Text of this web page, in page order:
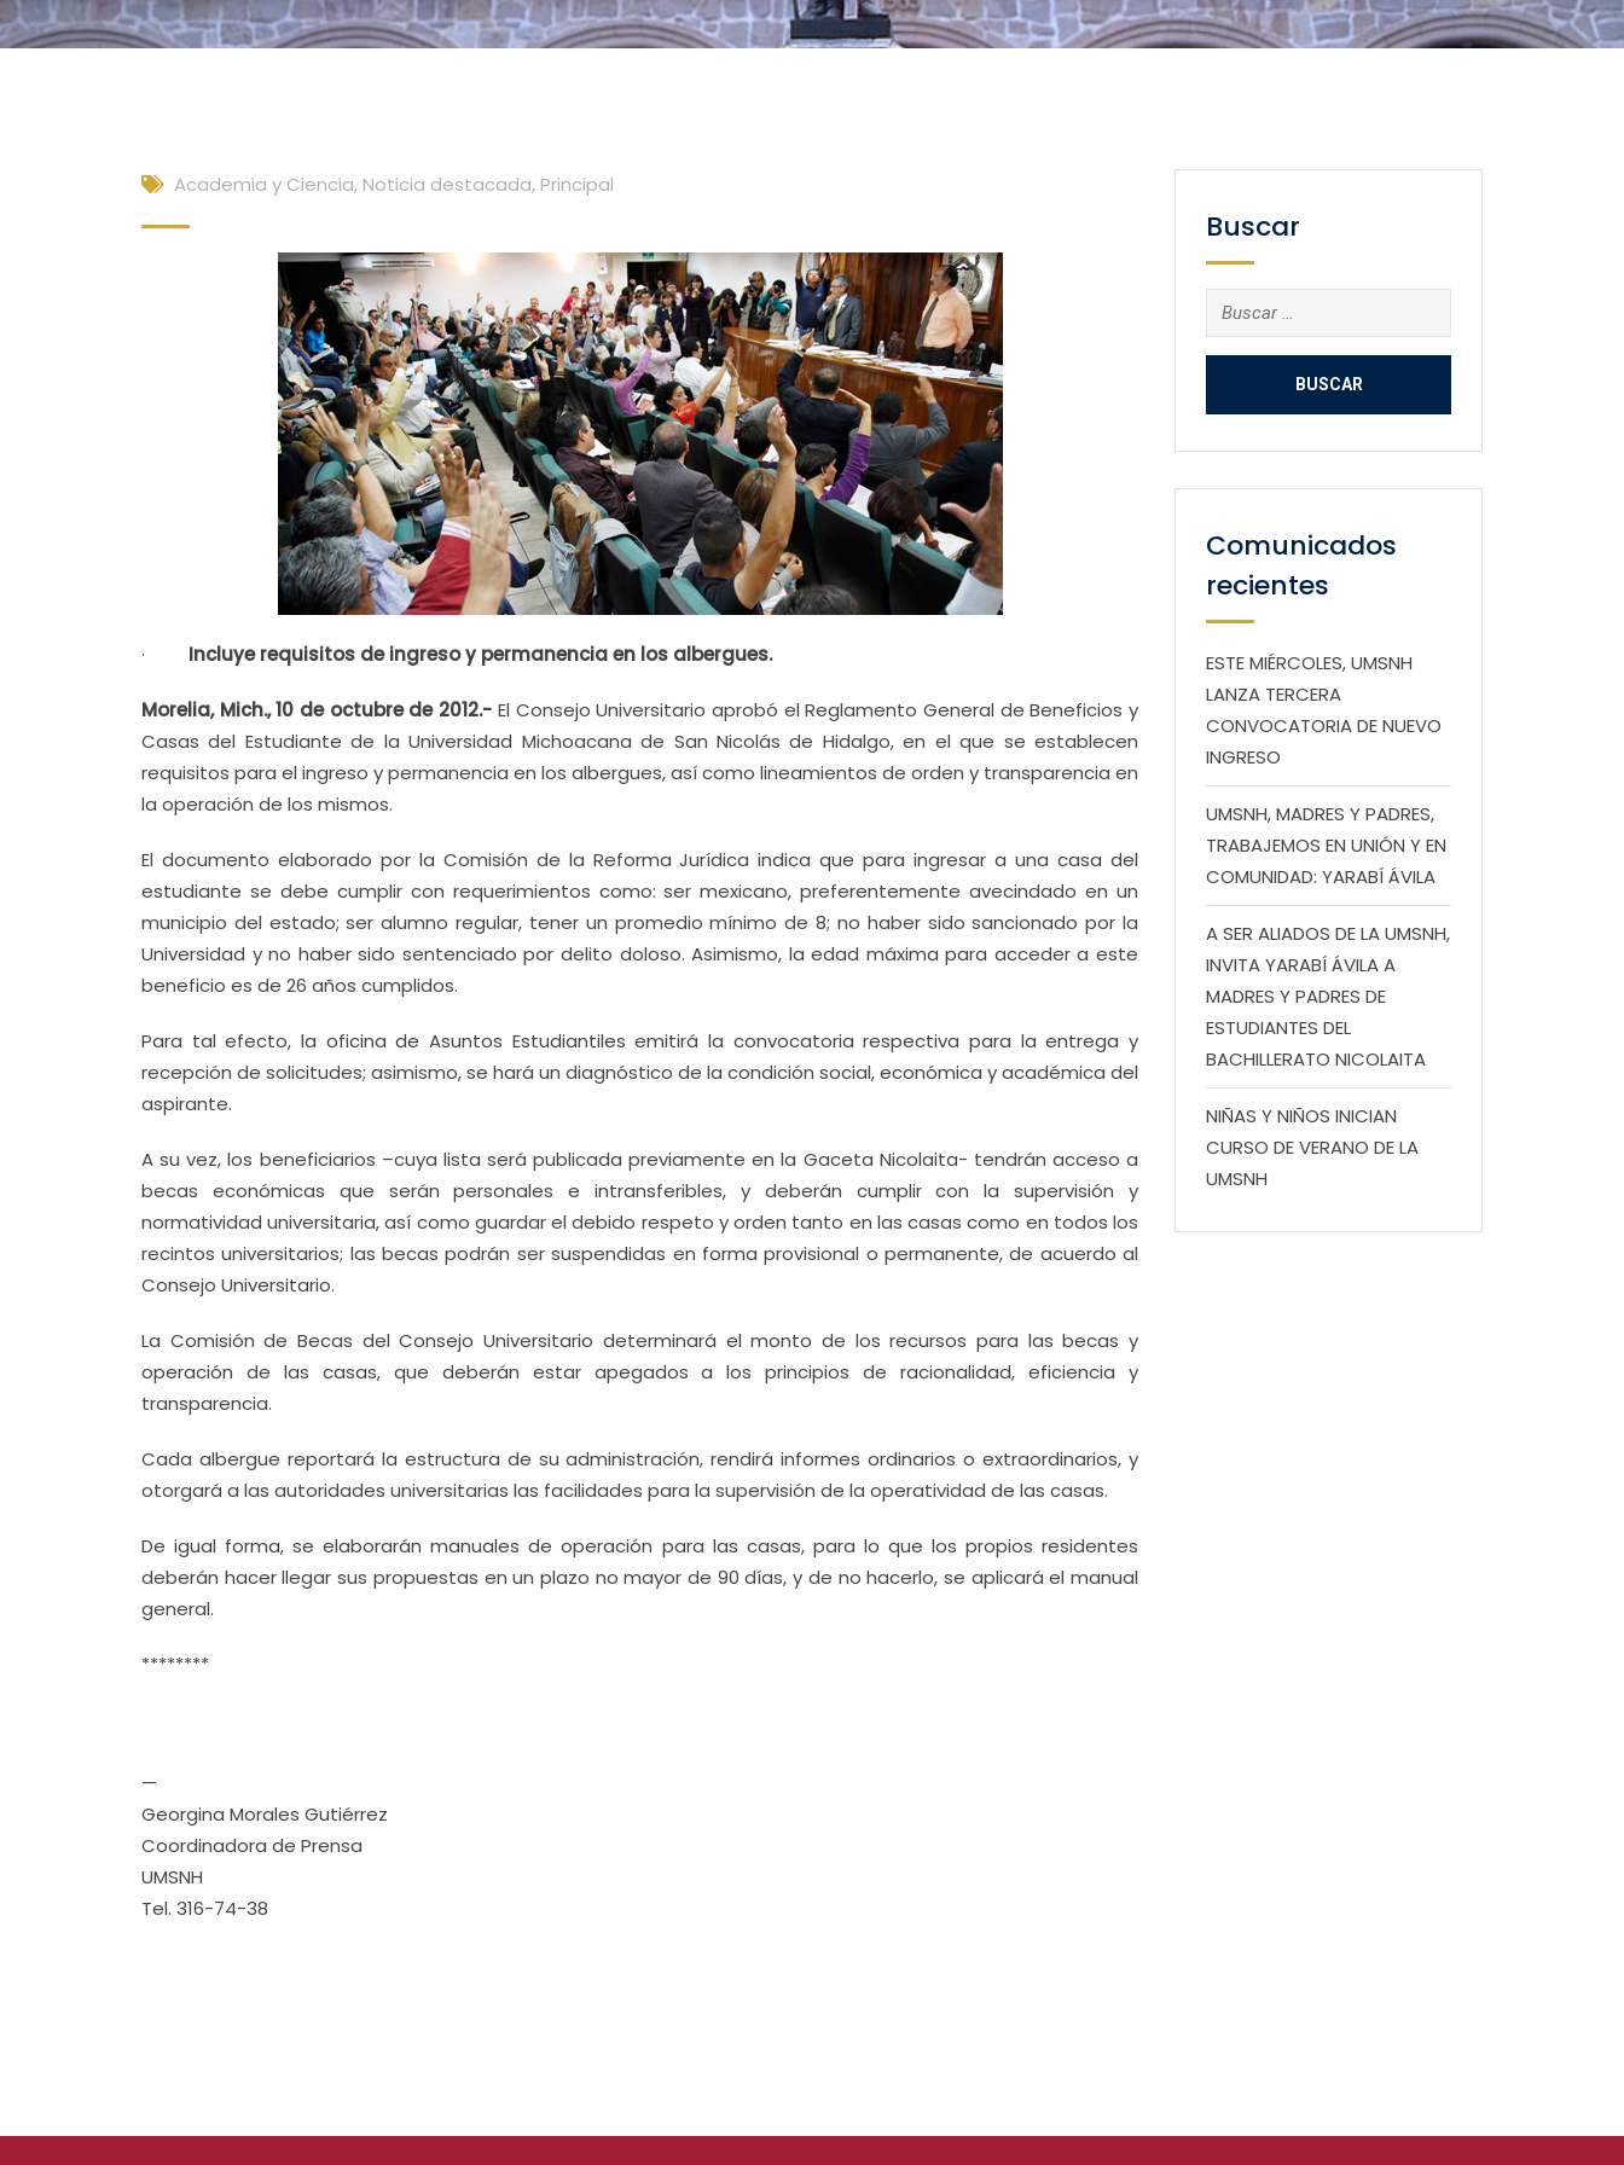
Academia y Ciencia, Noticia destacada, Principal
· Incluye requisitos de ingreso y permanencia en los albergues.
Morelia, Mich., 10 de octubre de 2012.- El Consejo Universitario aprobó el Reglamento General de Beneficios y
Casas del Estudiante de la Universidad Michoacana de San Nicolás de Hidalgo, en el que se establecen
requisitos para el ingreso y permanencia en los albergues, así como lineamientos de orden y transparencia en
la operación de los mismos.
El documento elaborado por la Comisión de la Reforma Jurídica indica que para ingresar a una casa del
estudiante se debe cumplir con requerimientos como: ser mexicano, preferentemente avecindado en un
municipio del estado; ser alumno regular, tener un promedio mínimo de 8; no haber sido sancionado por la
Universidad y no haber sido sentenciado por delito doloso. Asimismo, la edad máxima para acceder a este
beneficio es de 26 años cumplidos.
Para tal efecto, la oficina de Asuntos Estudiantiles emitirá la convocatoria respectiva para la entrega y
recepción de solicitudes; asimismo, se hará un diagnóstico de la condición social, económica y académica del
aspirante.
A su vez, los beneficiarios –cuya lista será publicada previamente en la Gaceta Nicolaita- tendrán acceso a
becas económicas que serán personales e intransferibles, y deberán cumplir con la supervisión y
normatividad universitaria, así como guardar el debido respeto y orden tanto en las casas como en todos los
recintos universitarios; las becas podrán ser suspendidas en forma provisional o permanente, de acuerdo al
Consejo Universitario.
La Comisión de Becas del Consejo Universitario determinará el monto de los recursos para las becas y
operación de las casas, que deberán estar apegados a los principios de racionalidad, eficiencia y
transparencia.
Cada albergue reportará la estructura de su administración, rendirá informes ordinarios o extraordinarios, y
otorgará a las autoridades universitarias las facilidades para la supervisión de la operatividad de las casas.
De igual forma, se elaborarán manuales de operación para las casas, para lo que los propios residentes
deberán hacer llegar sus propuestas en un plazo no mayor de 90 días, y de no hacerlo, se aplicará el manual
general.
********
—
Georgina Morales Gutiérrez
Coordinadora de Prensa
UMSNH
Tel. 316-74-38
Buscar
Buscar:
Comunicados
recientes
ESTE MIÉRCOLES, UMSNH
LANZA TERCERA
CONVOCATORIA DE NUEVO
INGRESO
UMSNH, MADRES Y PADRES,
TRABAJEMOS EN UNIÓN Y EN
COMUNIDAD: YARABÍ ÁVILA
A SER ALIADOS DE LA UMSNH,
INVITA YARABÍ ÁVILA A
MADRES Y PADRES DE
ESTUDIANTES DEL
BACHILLERATO NICOLAITA
NIÑAS Y NIÑOS INICIAN
CURSO DE VERANO DE LA
UMSNH